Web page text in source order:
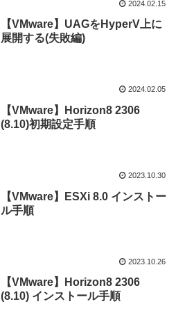
2024.02.15
【VMware】UAGをHyperV上に
展開する(失敗編)
2024.02.05
【VMware】Horizon8 2306
(8.10)初期設定手順
2023.10.30
【VMware】ESXi 8.0 インストー
ル手順
2023.10.26
【VMware】Horizon8 2306
(8.10) インストール手順